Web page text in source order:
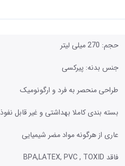
حجم: 270 میلی لیتر
جنس بدنه: پیرکسی
طراحی منحصر به فرد و ارگونومیک
بسته بندی کاملا بهداشتی و غیر قابل نفوذ
عاری از هرگونه مواد مضر شیمیایی
فاقد BPA,LATEX, PVC , TOXID